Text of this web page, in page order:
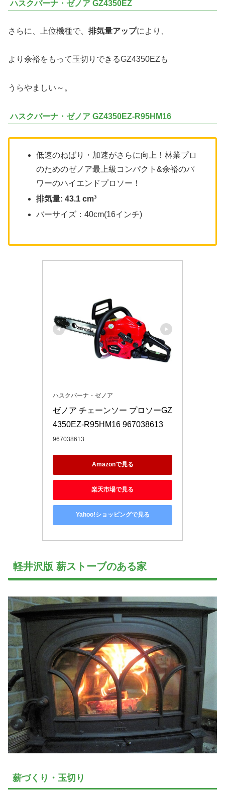
ハスクバーナ・ゼノア GZ4350EZ
さらに、上位機種で、 排気量アップにより、
より余裕をもって玉切りできるGZ4350EZも
うらやましい～。
ハスクバーナ・ゼノア GZ4350EZ-R95HM16
低速のねばり・加速がさらに向上！林業プロ
のためのゼノア最上級コンパクト&余裕のパ
ワーのハイエンドプロソー！
排気量: 43.1 cm³
バーサイズ：40cm(16インチ)
ハスクバーナ・ゼノア
ゼノア チェーンソー プロソーGZ
4350EZ-R95HM16 967038613
967038613
Amazonで見る
楽天市場で見る
Yahoo!ショッピングで見る
軽井沢版 薪ストーブのある家
薪づくり・玉切り